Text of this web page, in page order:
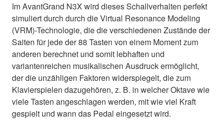
Im AvantGrand N3X wird dieses Schallverhalten perfekt
simuliert durch durch die Virtual Resonance Modeling
(VRM)-Technologie, die die verschiedenen Zustände der
Saiten für jede der 88 Tasten von einem Moment zum
anderen berechnet und somit lebhaften und
variantenreichen musikalischen Ausdruck ermöglicht,
der die unzähligen Faktoren widerspiegelt, die zum
Klavierspielen dazugehören, z. B. in welcher Oktave wie
viele Tasten angeschlagen werden, mit wie viel Kraft
gespielt und wann das Pedal eingesetzt wird.